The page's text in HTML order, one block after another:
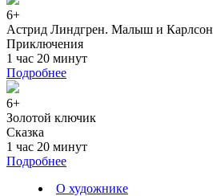
6+
Астрид Линдгрен. Малыш и Карлсон
Приключения
1 час 20 минут
Подробнее
6+
Золотой ключик
Сказка
1 час 20 минут
Подробнее
О художнике